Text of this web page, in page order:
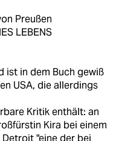
Preußen
LEBENS
ist in dem Buch gewiß
USA, die allerdings
Kritik enthält: an
Kira bei einem